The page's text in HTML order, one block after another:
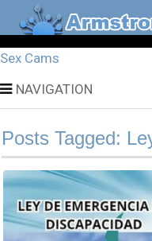
Sex Cams
NAVIGATION
Posts Tagged: